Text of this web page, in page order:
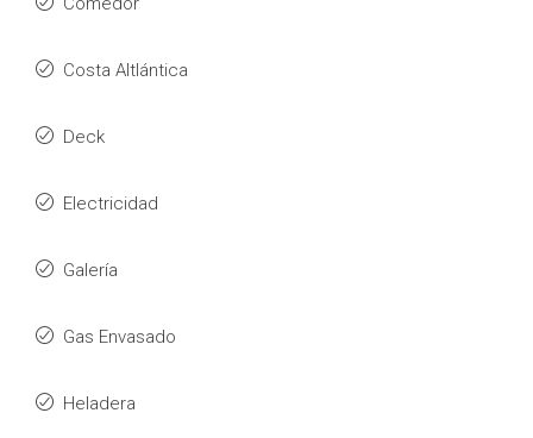
Costa Altlántica
Deck
Electricidad
Galería
Gas Envasado
Heladera